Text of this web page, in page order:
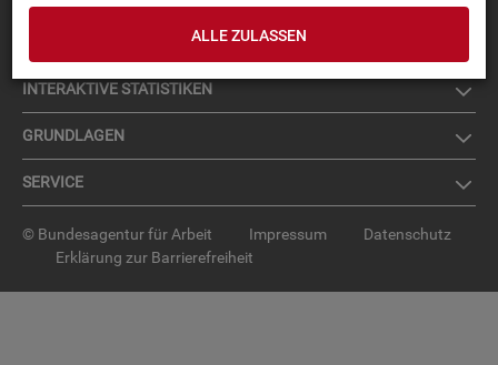
ALLE ZULASSEN
IN­TER­AK­TI­VE STA­TIS­TI­KEN
GRUND­LA­GEN
SER­VICE
© Bundesagentur für Arbeit Impressum
Datenschutz
Erklärung zur Barrierefreiheit